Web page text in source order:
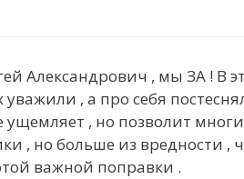
Александрович , мы ЗА ! В
, а про себя
, но позволит
, но больше из вредности ,
важной поправки .